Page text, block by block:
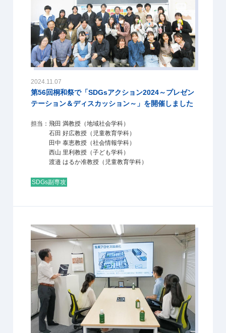
2024.11.07
第56回桐和祭で「SDGsアクション2024～プレゼン
テーション＆ディスカッション～」を開催しました
担当：飛田 満教授（地域社会学科）
石田 好広教授（児童教育学科）
田中 泰恵教授（社会情報学科）
西山 里利教授（子ども学科）
渡邉 はるか准教授（児童教育学科）
SDGs副専攻